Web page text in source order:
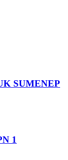
SUMENEP
1